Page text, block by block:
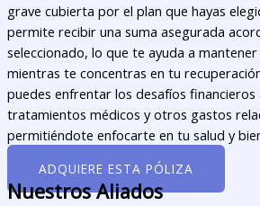
grave cubierta por el plan que hayas
permite recibir una suma asegurada
seleccionado, lo que te ayuda a
mientras te concentras en tu
puedes enfrentar los desafíos financieros
tratamientos médicos y otros gastos
permitiéndote enfocarte en tu salud y
ADQUIERE ESTA PÓLIZA
Nuestros Aliados